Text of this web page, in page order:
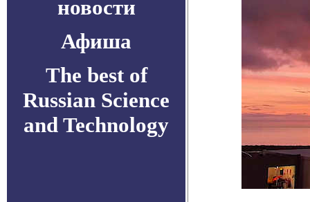
новости
Афиша
The best of
Russian Science
and Technology